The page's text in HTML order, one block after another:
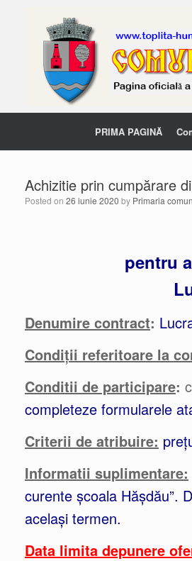
PRIMA PAGINĂ
Achizitie prin cumpărare
Posted on 26 iunie 2020 by Primaria
pentru
Denumire contract:
Condiții referitoare la
Conditii de participare: c
completeze formularele
Criterii de atribuire:
Informatii suplimentare:
curente școala Hășdău”.
același termen.
Data limita depunere